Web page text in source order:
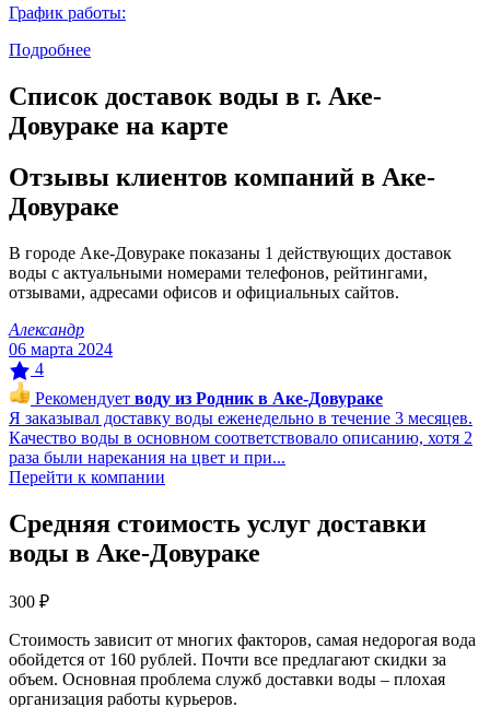
График работы:
Подробнее
Список доставок воды в г. Аке-
Довураке на карте
Отзывы клиентов компаний в Аке-
Довураке
В городе Аке-Довураке показаны 1 действующих доставок
воды с актуальными номерами телефонов, рейтингами,
отзывами, адресами офисов и официальных сайтов.
Александр
06 марта 2024
4
Рекомендует воду из Родник в Аке-Довураке
Я заказывал доставку воды еженедельно в течение 3 месяцев.
Качество воды в основном соответствовало описанию, хотя 2
раза были нарекания на цвет и при...
Перейти к компании
Средняя стоимость услуг доставки
воды в Аке-Довураке
300 ₽
Стоимость зависит от многих факторов, самая недорогая вода
обойдется от 160 рублей. Почти все предлагают скидки за
объем. Основная проблема служб доставки воды – плохая
организация работы курьеров.